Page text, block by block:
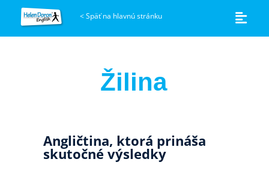
<Späť na hlavnú stránku
Žilina
Angličtina, ktorá prináša
skutočné výsledky